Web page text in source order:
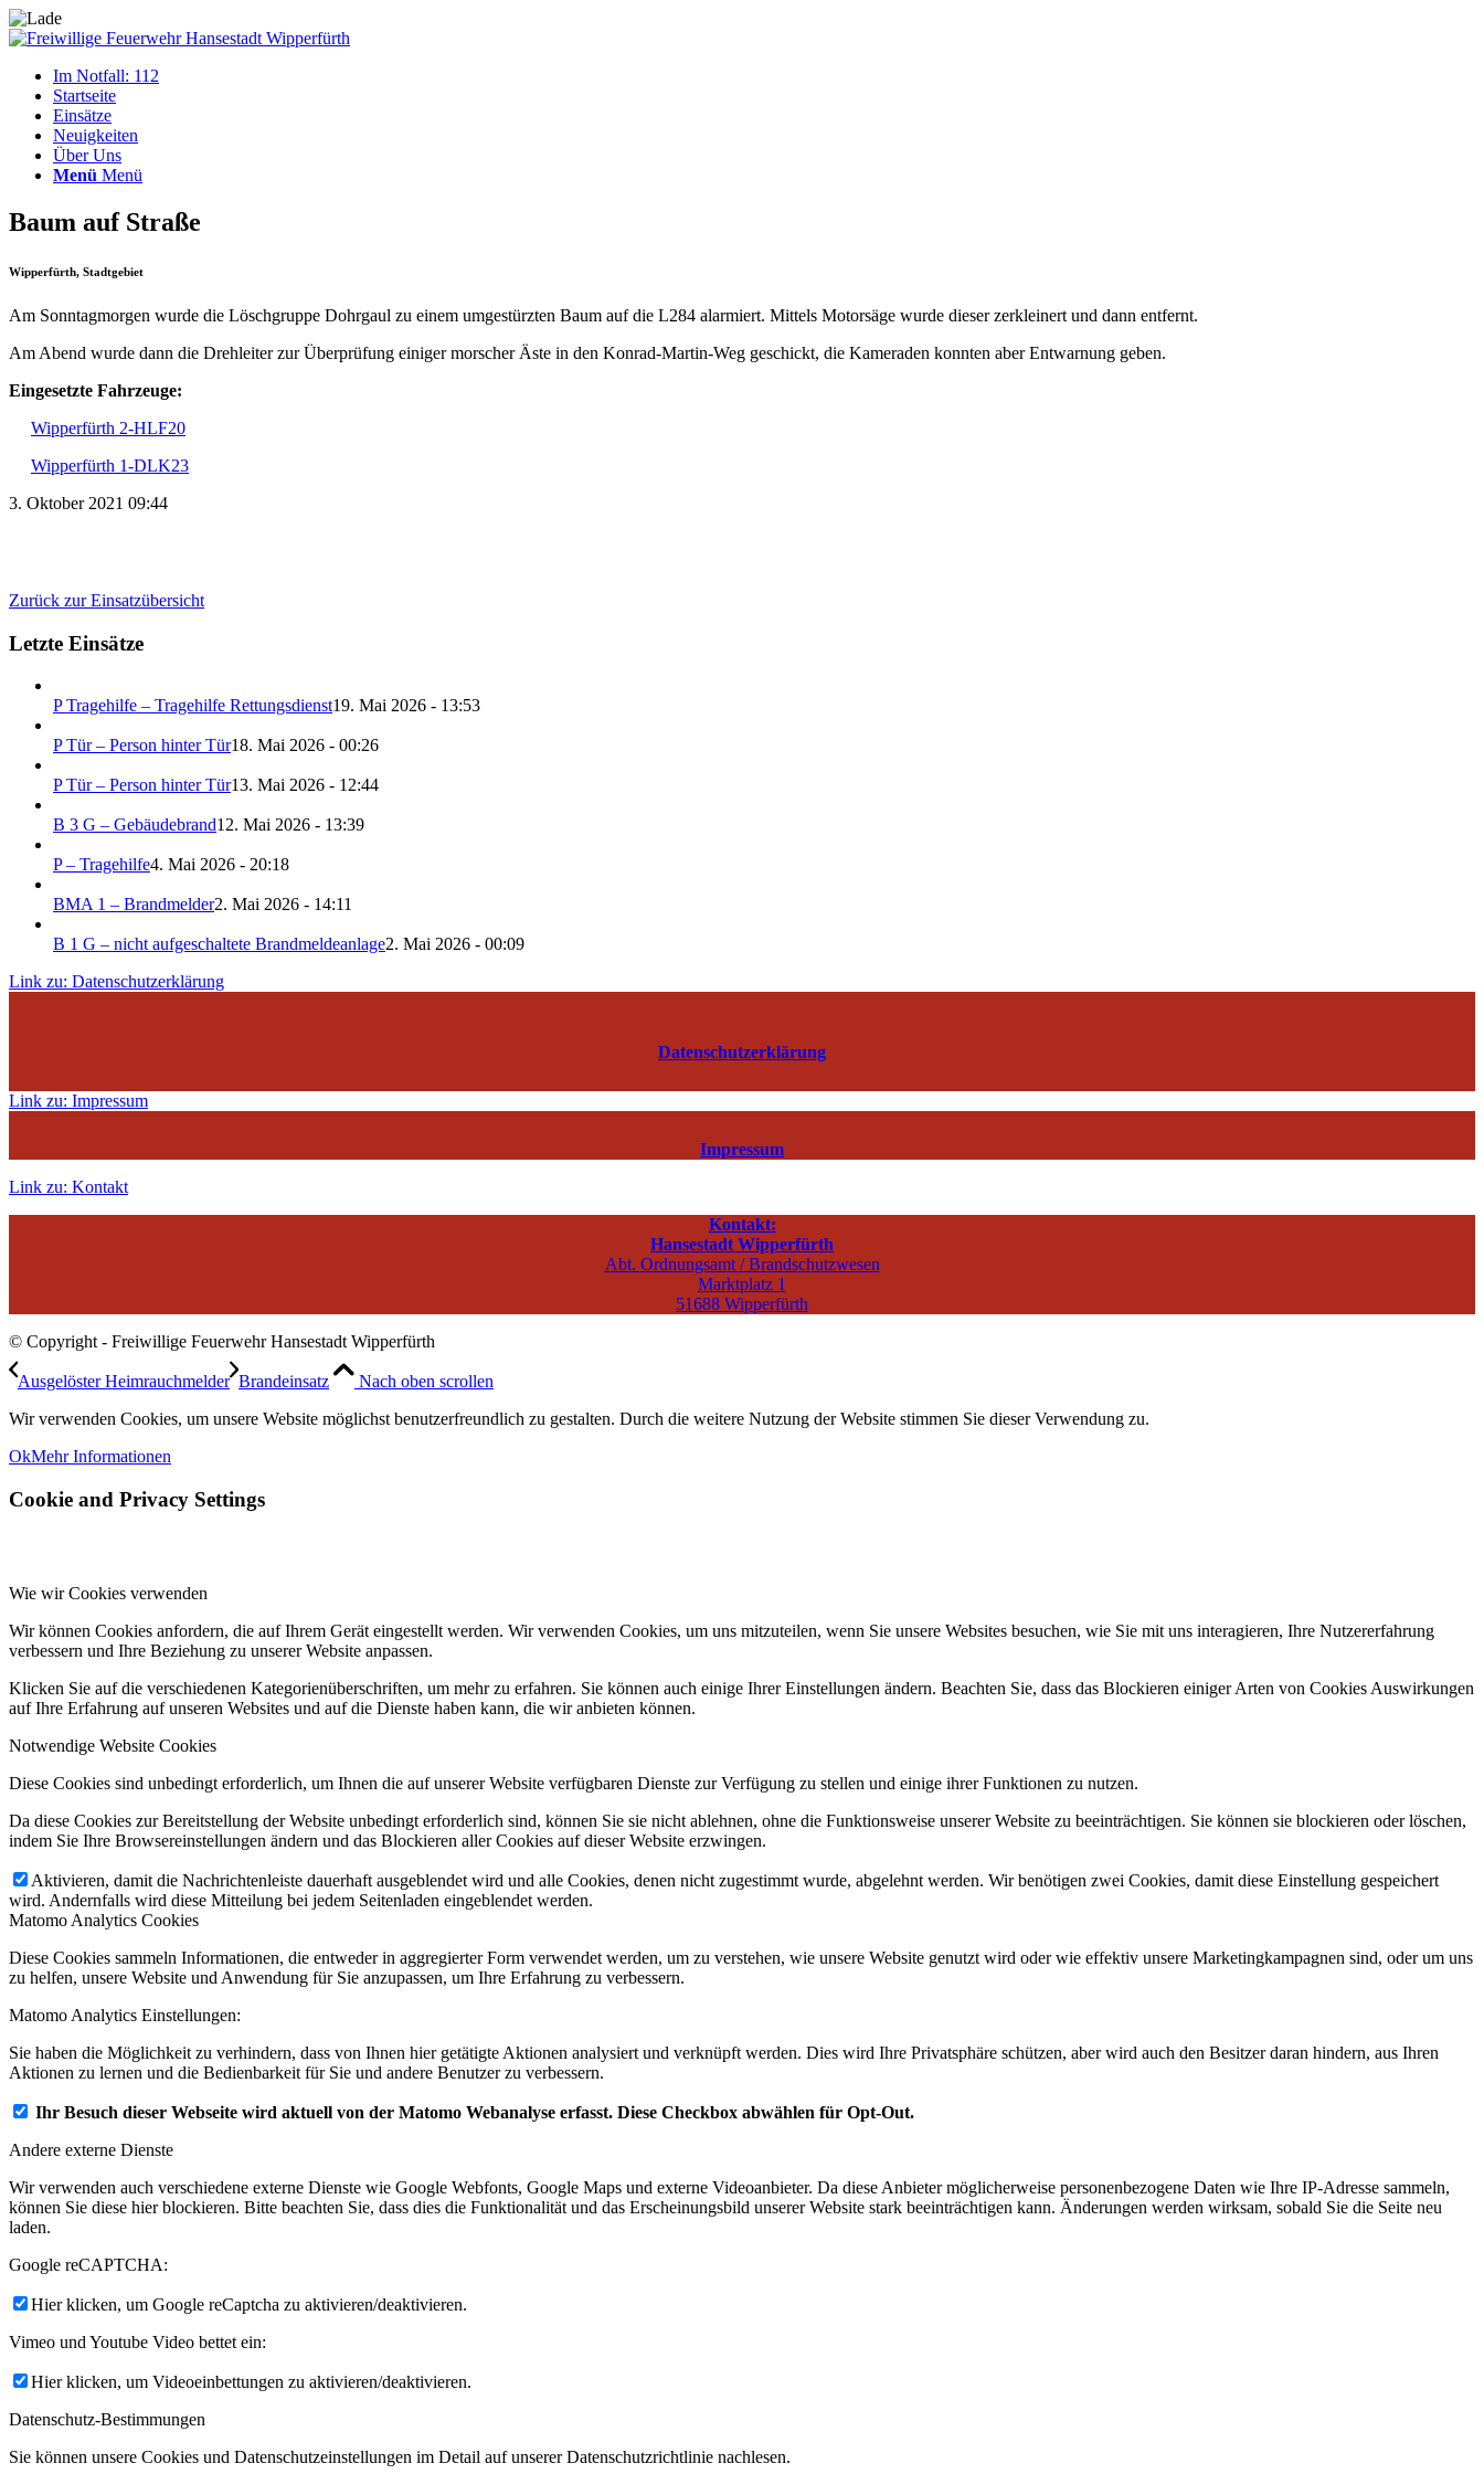
Im Notfall: 112
Startseite
Einsätze
Neuigkeiten
Über Uns
Menü Menü
Baum auf Straße
Wipperfürth, Stadtgebiet
Am Sonntagmorgen wurde die Löschgruppe Dohrgaul zu einem umgestürzten Baum auf die L284 alarmiert. Mittels Motorsäge wurde dieser zerkleinert und dann entfernt.
Am Abend wurde dann die Drehleiter zur Überprüfung einiger morscher Äste in den Konrad-Martin-Weg geschickt, die Kameraden konnten aber Entwarnung geben.
Eingesetzte Fahrzeuge:
Wipperfürth 2-HLF20
Wipperfürth 1-DLK23
3. Oktober 2021 09:44
Zurück zur Einsatzübersicht
Letzte Einsätze
P Tragehilfe – Tragehilfe Rettungsdienst19. Mai 2026 - 13:53
P Tür – Person hinter Tür18. Mai 2026 - 00:26
P Tür – Person hinter Tür13. Mai 2026 - 12:44
B 3 G – Gebäudebrand12. Mai 2026 - 13:39
P – Tragehilfe4. Mai 2026 - 20:18
BMA 1 – Brandmelder2. Mai 2026 - 14:11
B 1 G – nicht aufgeschaltete Brandmeldeanlage2. Mai 2026 - 00:09
Link zu: Datenschutzerklärung
Datenschutzerklärung
Link zu: Impressum
Impressum
Link zu: Kontakt
Kontakt:
Hansestadt Wipperfürth
Abt. Ordnungsamt / Brandschutzwesen
Marktplatz 1
51688 Wipperfürth
© Copyright - Freiwillige Feuerwehr Hansestadt Wipperfürth
Ausgelöster Heimrauchmelder Brandeinsatz
Nach oben scrollen
Wir verwenden Cookies, um unsere Website möglichst benutzerfreundlich zu gestalten. Durch die weitere Nutzung der Website stimmen Sie dieser Verwendung zu.
OkMehr Informationen
Cookie and Privacy Settings
Wie wir Cookies verwenden
Wir können Cookies anfordern, die auf Ihrem Gerät eingestellt werden. Wir verwenden Cookies, um uns mitzuteilen, wenn Sie unsere Websites besuchen, wie Sie mit uns interagieren, Ihre Nutzererfahrung
verbessern und Ihre Beziehung zu unserer Website anpassen.
Klicken Sie auf die verschiedenen Kategorienüberschriften, um mehr zu erfahren. Sie können auch einige Ihrer Einstellungen ändern. Beachten Sie, dass das Blockieren einiger Arten von Cookies Auswirkungen
auf Ihre Erfahrung auf unseren Websites und auf die Dienste haben kann, die wir anbieten können.
Notwendige Website Cookies
Diese Cookies sind unbedingt erforderlich, um Ihnen die auf unserer Website verfügbaren Dienste zur Verfügung zu stellen und einige ihrer Funktionen zu nutzen.
Da diese Cookies zur Bereitstellung der Website unbedingt erforderlich sind, können Sie sie nicht ablehnen, ohne die Funktionsweise unserer Website zu beeinträchtigen. Sie können sie blockieren oder löschen,
indem Sie Ihre Browsereinstellungen ändern und das Blockieren aller Cookies auf dieser Website erzwingen.
Aktivieren, damit die Nachrichtenleiste dauerhaft ausgeblendet wird und alle Cookies, denen nicht zugestimmt wurde, abgelehnt werden. Wir benötigen zwei Cookies, damit diese Einstellung gespeichert
wird. Andernfalls wird diese Mitteilung bei jedem Seitenladen eingeblendet werden.
Matomo Analytics Cookies
Diese Cookies sammeln Informationen, die entweder in aggregierter Form verwendet werden, um zu verstehen, wie unsere Website genutzt wird oder wie effektiv unsere Marketingkampagnen sind, oder um uns
zu helfen, unsere Website und Anwendung für Sie anzupassen, um Ihre Erfahrung zu verbessern.
Matomo Analytics Einstellungen:
Sie haben die Möglichkeit zu verhindern, dass von Ihnen hier getätigte Aktionen analysiert und verknüpft werden. Dies wird Ihre Privatsphäre schützen, aber wird auch den Besitzer daran hindern, aus Ihren
Aktionen zu lernen und die Bedienbarkeit für Sie und andere Benutzer zu verbessern.
Ihr Besuch dieser Webseite wird aktuell von der Matomo Webanalyse erfasst. Diese Checkbox abwählen für Opt-Out.
Andere externe Dienste
Wir verwenden auch verschiedene externe Dienste wie Google Webfonts, Google Maps und externe Videoanbieter. Da diese Anbieter möglicherweise personenbezogene Daten wie Ihre IP-Adresse sammeln,
können Sie diese hier blockieren. Bitte beachten Sie, dass dies die Funktionalität und das Erscheinungsbild unserer Website stark beeinträchtigen kann. Änderungen werden wirksam, sobald Sie die Seite neu
laden.
Google reCAPTCHA:
Hier klicken, um Google reCaptcha zu aktivieren/deaktivieren.
Vimeo und Youtube Video bettet ein:
Hier klicken, um Videoeinbettungen zu aktivieren/deaktivieren.
Datenschutz-Bestimmungen
Sie können unsere Cookies und Datenschutzeinstellungen im Detail auf unserer Datenschutzrichtlinie nachlesen.